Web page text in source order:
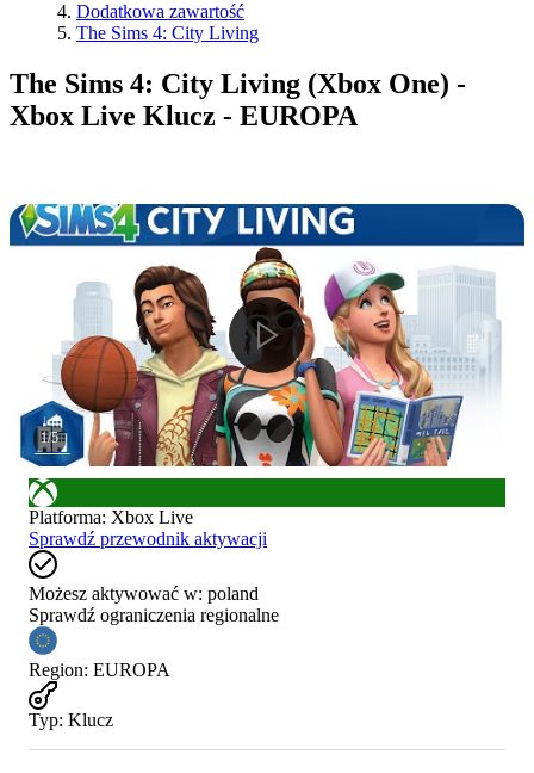
Dodatkowa zawartość
The Sims 4: City Living
The Sims 4: City Living (Xbox One) -
Xbox Live Klucz - EUROPA
1/5
Platforma: Xbox Live
Sprawdź przewodnik aktywacji
Możesz aktywować w: poland
Sprawdź ograniczenia regionalne
Region: EUROPA
Typ: Klucz